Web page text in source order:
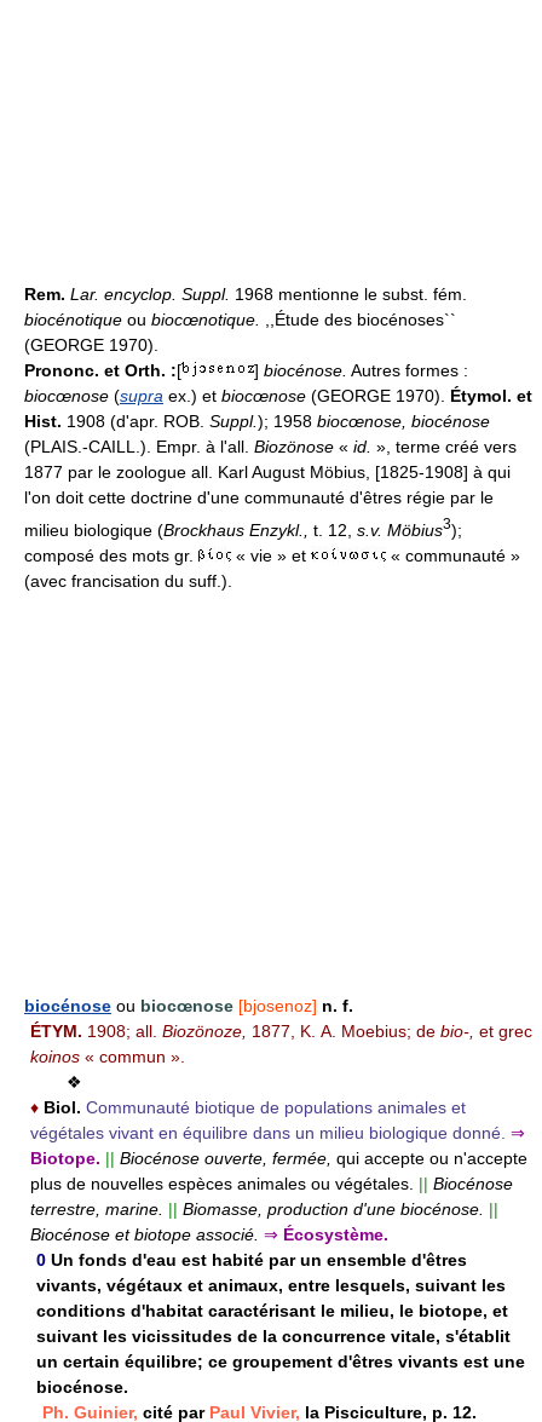
Rem. Lar. encyclop. Suppl. 1968 mentionne le subst. fém.
biocénotique ou biocœnotique.
,,Étude des biocénoses``
(GEORGE 1970).
Prononc. et Orth. :[ ] biocénose. Autres formes :
biocœnose (supra ex.) et biocœnose (GEORGE 1970). Étymol. et
Hist. 1908 (d'apr. ROB. Suppl.); 1958 biocœnose, biocénose
(PLAIS.-CAILL.). Empr. à l'all. Biozönose « id. », terme créé vers
1877 par le zoologue all. Karl August Möbius, [1825-1908] à qui
l'on doit cette doctrine d'une communauté d'êtres régie par le
milieu biologique (Brockhaus Enzykl., t. 12, s.v. Möbius3);
composé des mots gr.
« vie » et
« communauté »
(avec francisation du suff.).
biocénose ou biocœnose [bjosenoz] n. f.
ÉTYM. 1908; all. Biozönoze, 1877, K. A. Moebius; de bio-, et grec
koinos « commun ».
❖
♦ Biol. Communauté biotique de populations animales et
végétales vivant en équilibre dans un milieu biologique donné. ⇒
Biotope. || Biocénose ouverte, fermée, qui accepte ou n'accepte
plus de nouvelles espèces animales ou végétales. || Biocénose
terrestre, marine. || Biomasse, production d'une biocénose. ||
Biocénose et biotope associé. ⇒ Écosystème.
0 Un fonds d'eau est habité par un ensemble d'êtres
vivants, végétaux et animaux, entre lesquels, suivant les
conditions d'habitat caractérisant le milieu, le biotope, et
suivant les vicissitudes de la concurrence vitale, s'établit
un certain équilibre; ce groupement d'êtres vivants est une
biocénose.
Ph. Guinier, cité par Paul Vivier, la Pisciculture, p. 12.